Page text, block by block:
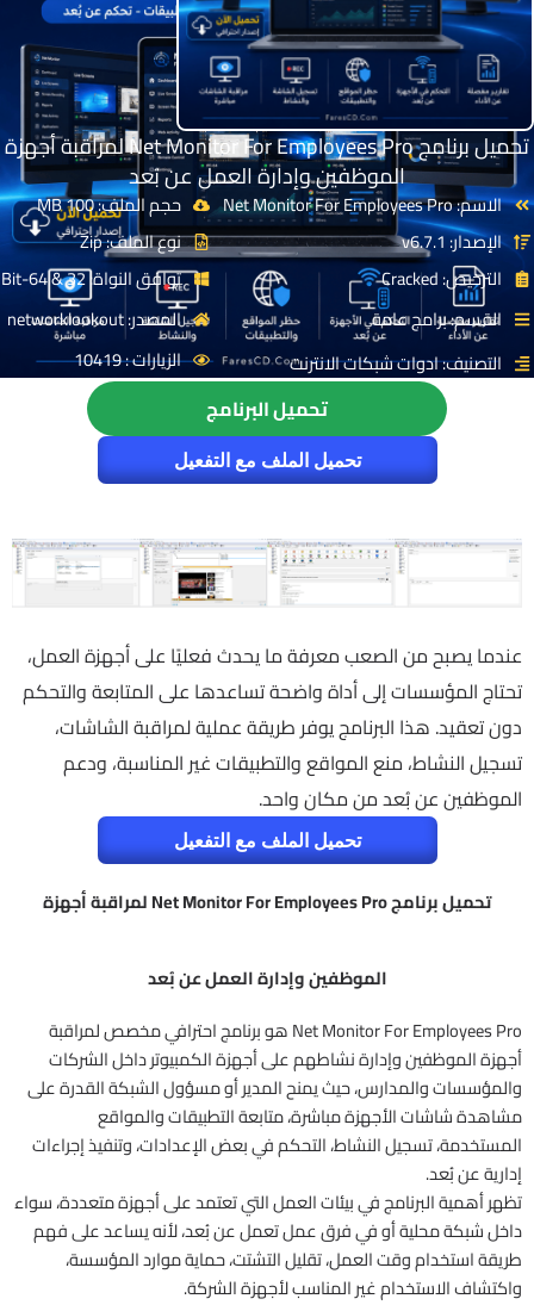
تحميل برنامج Net Monitor For Employees Pro لمراقبة أجهزة
الموظفين وإدارة العمل عن بُعد
الاسم: Net Monitor For Employees Pro
الإصدار: v6.7.1
الترخيص: Cracked
القسم: برامج عامة
التصنيف: ادوات شبكات الانترنت
حجم الملف: 100 MB
نوع الملف: Zip
توافق النواة: 32 & 64-Bit
المصدر: networklookout
الزيارات : 10419
تحميل البرنامج
تحميل الملف مع التفعيل
عندما يصبح من الصعب معرفة ما يحدث فعليًا على أجهزة العمل،
تحتاج المؤسسات إلى أداة واضحة تساعدها على المتابعة والتحكم
دون تعقيد. هذا البرنامج يوفر طريقة عملية لمراقبة الشاشات،
تسجيل النشاط، منع المواقع والتطبيقات غير المناسبة، ودعم
الموظفين عن بُعد من مكان واحد.
تحميل الملف مع التفعيل
تحميل برنامج Net Monitor For Employees Pro لمراقبة أجهزة
الموظفين وإدارة العمل عن بُعد
Net Monitor For Employees Pro هو برنامج احترافي مخصص لمراقبة
أجهزة الموظفين وإدارة نشاطهم على أجهزة الكمبيوتر داخل الشركات
والمؤسسات والمدارس، حيث يمنح المدير أو مسؤول الشبكة القدرة على
مشاهدة شاشات الأجهزة مباشرة، متابعة التطبيقات والمواقع
المستخدمة، تسجيل النشاط، التحكم في بعض الإعدادات، وتنفيذ إجراءات
إدارية عن بُعد.
تظهر أهمية البرنامج في بيئات العمل التي تعتمد على أجهزة متعددة، سواء
داخل شبكة محلية أو في فرق عمل تعمل عن بُعد، لأنه يساعد على فهم
طريقة استخدام وقت العمل، تقليل التشتت، حماية موارد المؤسسة،
واكتشاف الاستخدام غير المناسب لأجهزة الشركة.